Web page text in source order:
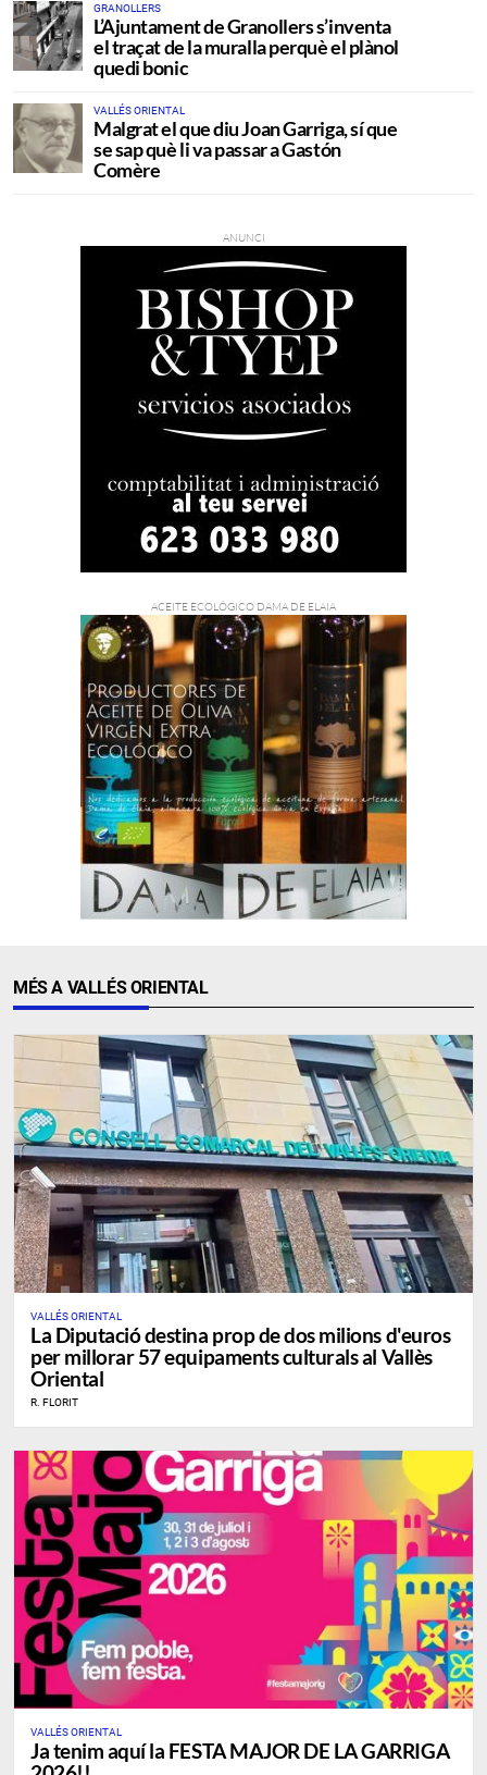
GRANOLLERS
L’Ajuntament de Granollers s’inventa
el traçat de la muralla perquè el plànol
quedi bonic
VALLÉS ORIENTAL
Malgrat el que diu Joan Garriga, sí que
se sap què li va passar a Gastón
Comère
MÉS A VALLÉS ORIENTAL
VALLÉS ORIENTAL
La Diputació destina prop de dos milions d'euros
per millorar 57 equipaments culturals al Vallès
Oriental
R. FLORIT
VALLÉS ORIENTAL
Ja tenim aquí la FESTA MAJOR DE LA GARRIGA